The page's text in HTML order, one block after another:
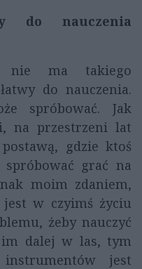
do nauczenia
nie ma takiego
do nauczenia.
spróbować. Jak
na przestrzeni lat
gdzie ktoś
spróbować grać na
moim zdaniem,
w czyimś życiu
żeby nauczyć
im dalej w las, tym
jest